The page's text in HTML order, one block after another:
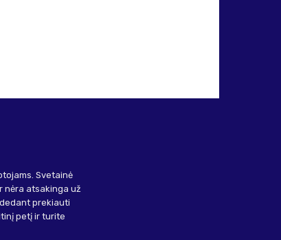
Svetainė
nėra atsakinga už
prekiauti
petį ir turite